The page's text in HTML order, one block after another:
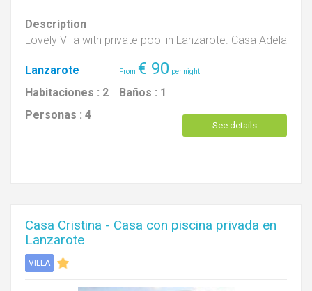
Description
Lovely Villa with private pool in Lanzarote. Casa Adela
Lanzarote € 90
Habitaciones : 2 Baños : 1
Personas : 4
See details
Casa Cristina - Casa con piscina privada en
Lanzarote
VILLA